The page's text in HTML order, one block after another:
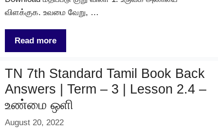
விளக்குக. உவமை வேறு, …
Read more
TN 7th Standard Tamil Book Back
Answers | Term – 3 | Lesson 2.4 –
உண்மை ஒளி
August 20, 2022